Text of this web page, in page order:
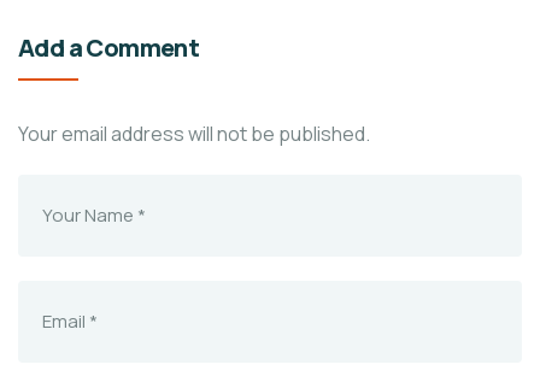
Add a Comment
Your email address will not be published.